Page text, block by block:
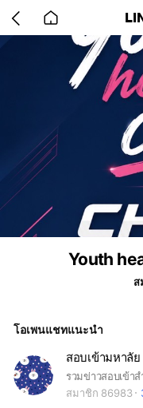
back
to
home
Youth
ส
โอเพนแชทแนะนำ
สอบเข้ามหาลั
รวมข่าวสอบเข้า
สมาชิก 86983